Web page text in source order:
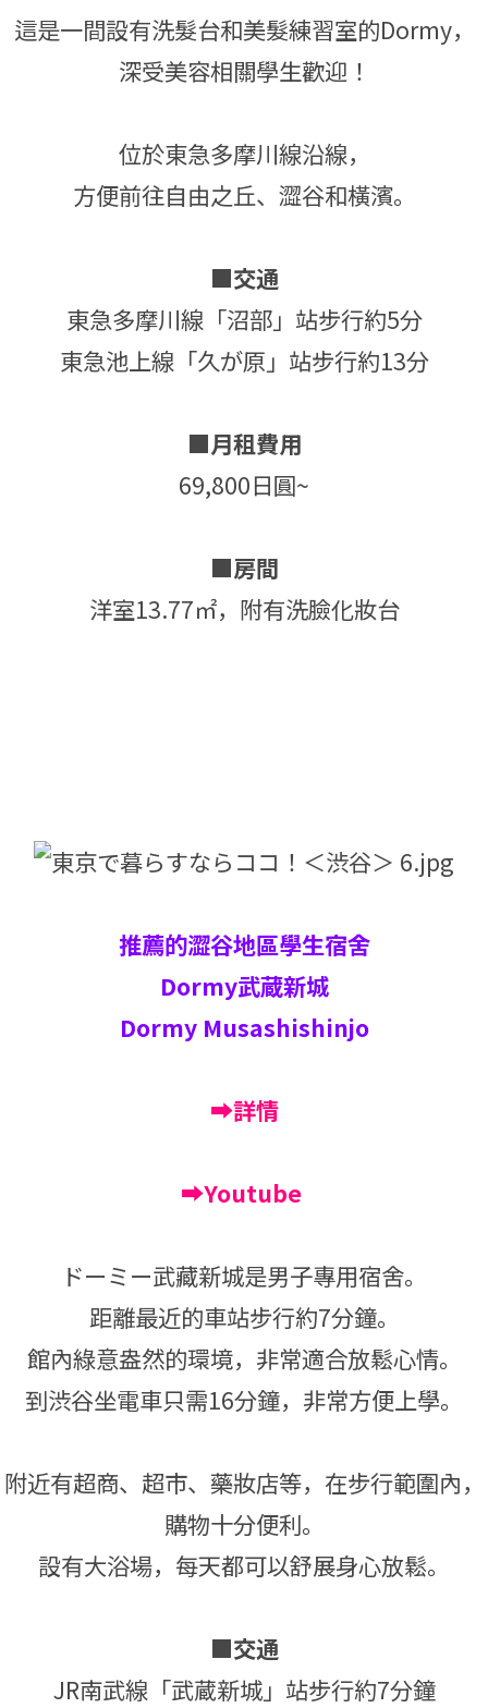
這是一間設有洗髮台和美髮練習室的Dormy，
深受美容相關學生歡迎！
位於東急多摩川線沿線，
方便前往自由之丘、澀谷和橫濱。
■交通
東急多摩川線「沼部」站步行約5分
東急池上線「久が原」站步行約13分
■月租費用
69,800日圓~
■房間
洋室13.77㎡，附有洗臉化妝台
推薦的澀谷地區學生宿舍
Dormy武蔵新城
Dormy Musashishinjo
➡詳情
➡Youtube
ドーミー武藏新城是男子專用宿舍。
距離最近的車站步行約7分鐘。
館內綠意盎然的環境，非常適合放鬆心情。
到渋谷坐電車只需16分鐘，非常方便上學。
附近有超商、超市、藥妝店等，在步行範圍內，
購物十分便利。
設有大浴場，每天都可以舒展身心放鬆。
■交通
JR南武線「武蔵新城」站步行約7分鐘